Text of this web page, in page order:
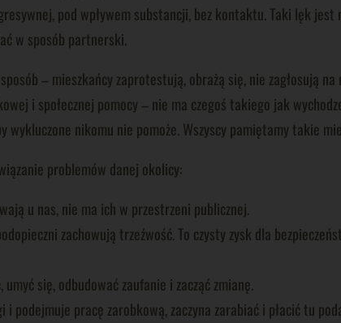
pod wpływem substancji, bez kontaktu. Taki lęk
w sposób partnerski.
– mieszkańcy zaprotestują, obrażą się, nie zagłosują
i społecznej pomocy – nie ma czegoś takiego jak
nikomu nie pomoże. Wszyscy pamiętamy takie
problemów danej okolicy:
u nas, nie ma ich w przestrzeni publicznej.
zachowują trzeźwość. To czysty zysk dla
się, odbudować zaufanie i zacząć zmianę.
podejmuje pracę zarobkową, zaczyna zarabiać i płacić tu